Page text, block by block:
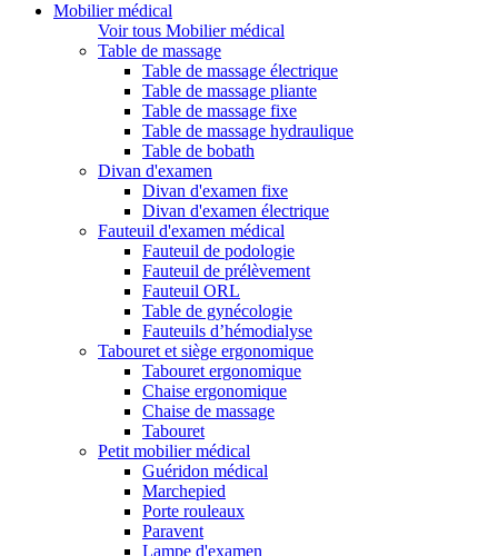
Mobilier médical
Voir tous Mobilier médical
Table de massage
Table de massage électrique
Table de massage pliante
Table de massage fixe
Table de massage hydraulique
Table de bobath
Divan d'examen
Divan d'examen fixe
Divan d'examen électrique
Fauteuil d'examen médical
Fauteuil de podologie
Fauteuil de prélèvement
Fauteuil ORL
Table de gynécologie
Fauteuils d’hémodialyse
Tabouret et siège ergonomique
Tabouret ergonomique
Chaise ergonomique
Chaise de massage
Tabouret
Petit mobilier médical
Guéridon médical
Marchepied
Porte rouleaux
Paravent
Lampe d'examen